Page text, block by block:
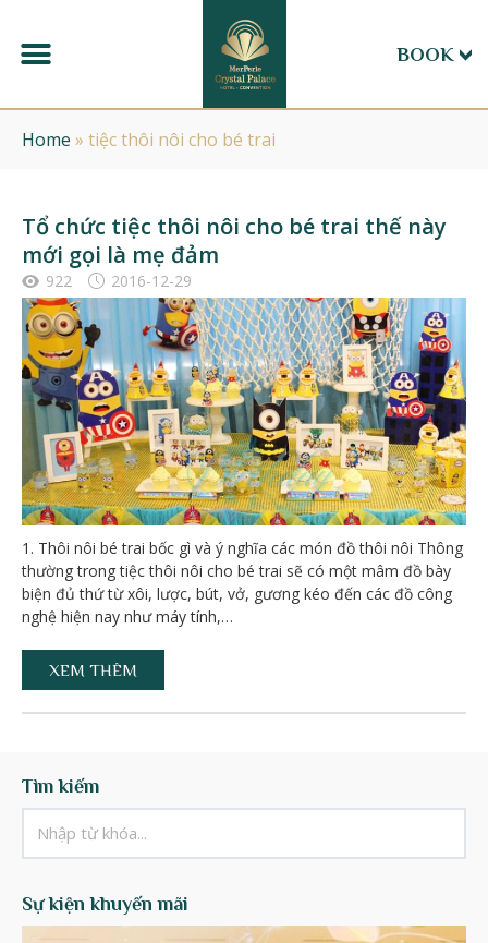
BOOK
Home » tiệc thôi nôi cho bé trai
Tổ chức tiệc thôi nôi cho bé trai thế này
mới gọi là mẹ đảm
922 2016-12-29
1. Thôi nôi bé trai bốc gì và ý nghĩa các món đồ thôi nôi Thông
thường trong tiệc thôi nôi cho bé trai sẽ có một mâm đồ bày
biện đủ thứ từ xôi, lược, bút, vở, gương kéo đến các đồ công
nghệ hiện nay như máy tính,…
XEM THÊM
Tìm kiếm
Sự kiện khuyến mãi